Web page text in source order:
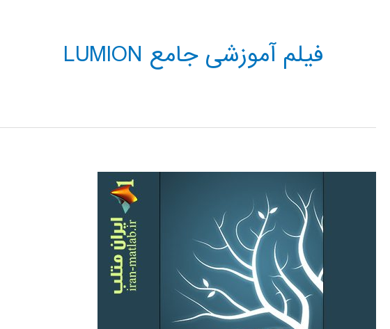
فیلم آموزشی جامع LUMION